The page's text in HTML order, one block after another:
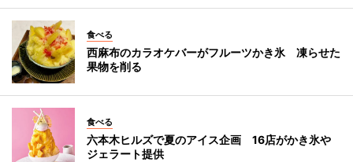
食べる
西麻布のカラオケバーがフルーツかき氷 凍らせた
果物を削る
食べる
六本木ヒルズで夏のアイス企画 16店がかき氷や
ジェラート提供